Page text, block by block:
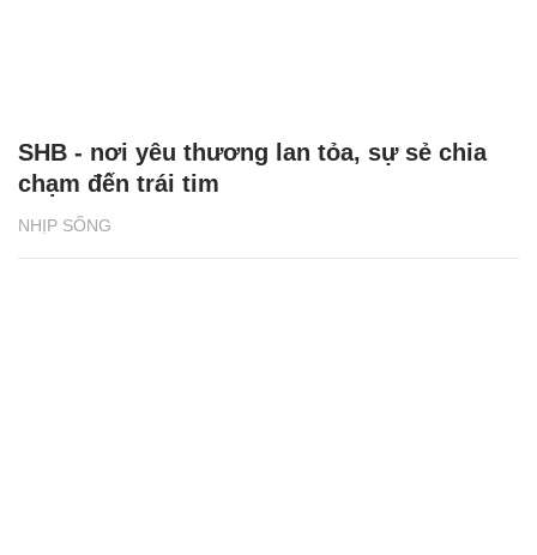
NHỊP SỐNG
SHB - nơi yêu thương lan tỏa, sự sẻ chia
chạm đến trái tim